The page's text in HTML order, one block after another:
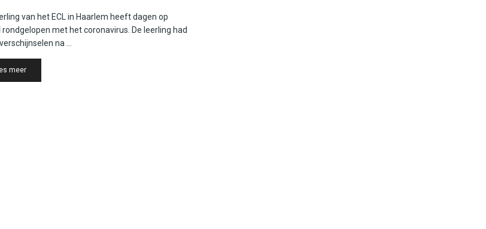
van het ECL in Haarlem heeft dagen op
rondgelopen met het coronavirus. De leerling had
na ...
meerDetails